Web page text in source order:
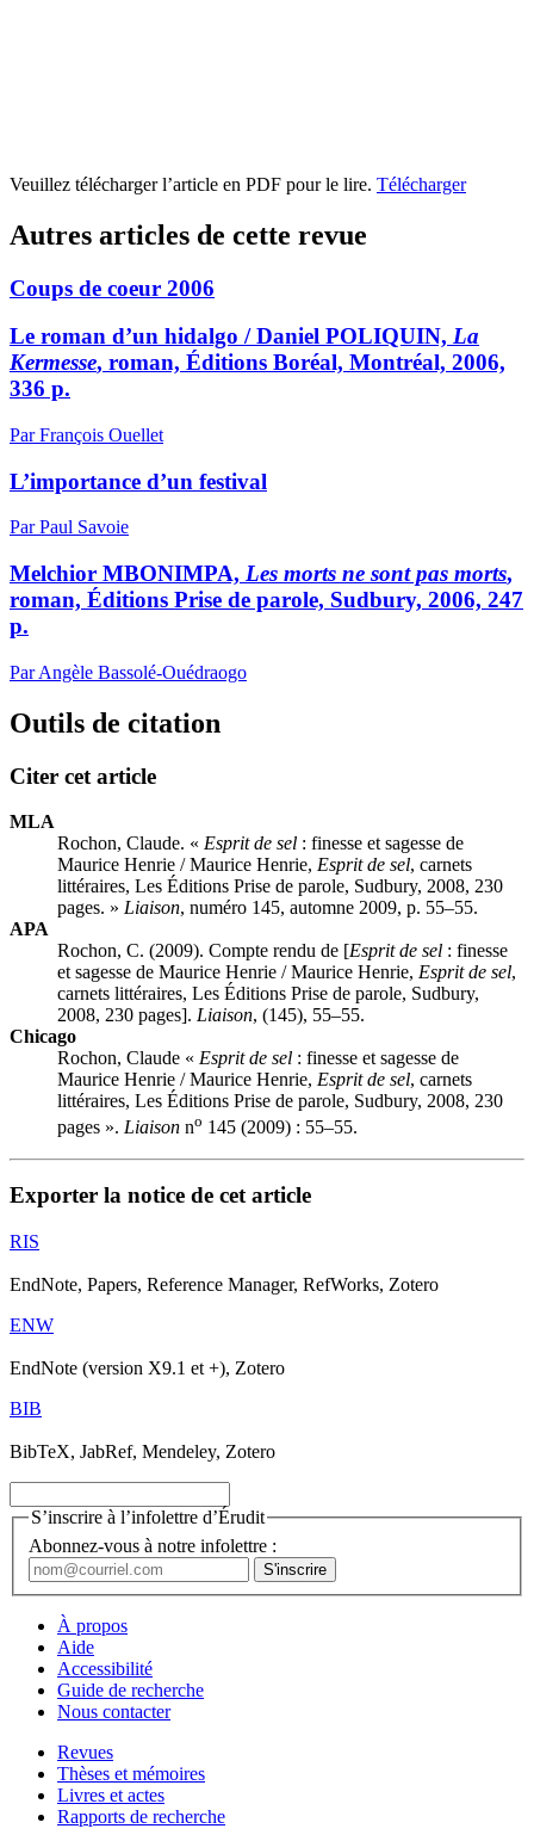
Veuillez télécharger l’article en PDF pour le lire. Télécharger
Autres articles de cette revue
Coups de coeur 2006
Le roman d’un hidalgo / Daniel POLIQUIN, La
Kermesse, roman, Éditions Boréal, Montréal, 2006,
336 p.
Par François Ouellet
L’importance d’un festival
Par Paul Savoie
Melchior MBONIMPA, Les morts ne sont pas morts,
roman, Éditions Prise de parole, Sudbury, 2006, 247
p.
Par Angèle Bassolé-Ouédraogo
Outils de citation
Citer cet article
MLA
Rochon, Claude. « Esprit de sel : finesse et sagesse de
Maurice Henrie / Maurice Henrie, Esprit de sel, carnets
littéraires, Les Éditions Prise de parole, Sudbury, 2008, 230
pages. » Liaison, numéro 145, automne 2009, p. 55–55.
APA
Rochon, C. (2009). Compte rendu de [Esprit de sel : finesse
et sagesse de Maurice Henrie / Maurice Henrie, Esprit de sel,
carnets littéraires, Les Éditions Prise de parole, Sudbury,
2008, 230 pages]. Liaison, (145), 55–55.
Chicago
Rochon, Claude « Esprit de sel : finesse et sagesse de
Maurice Henrie / Maurice Henrie, Esprit de sel, carnets
littéraires, Les Éditions Prise de parole, Sudbury, 2008, 230
pages ». Liaison no 145 (2009) : 55–55.
Exporter la notice de cet article
RIS
EndNote, Papers, Reference Manager, RefWorks, Zotero
ENW
EndNote (version X9.1 et +), Zotero
BIB
BibTeX, JabRef, Mendeley, Zotero
S’inscrire à l’infolettre d’Érudit
Abonnez-vous à notre infolettre :
À propos
Aide
Accessibilité
Guide de recherche
Nous contacter
Revues
Thèses et mémoires
Livres et actes
Rapports de recherche